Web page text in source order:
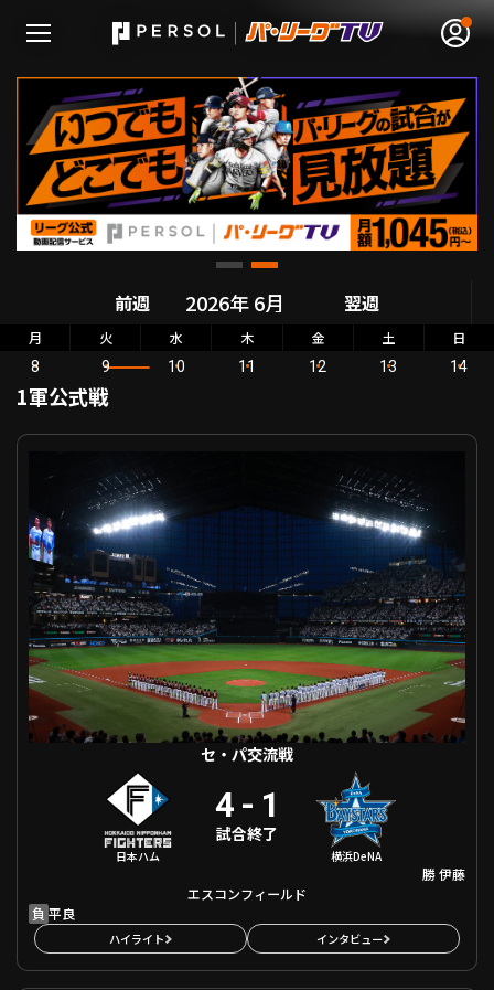
無料アカウント登録 ログイン
HOME
日程･結果
順位表･成績
1軍公式戦
ファーム東地区
ファーム中地区
ファーム西地区
交流戦
選手名鑑
選手名鑑トップ
北海道日本ハムファイターズ
東北楽天ゴールデンイーグルス
埼玉西武ライオンズ
千葉ロッテマリーンズ
オリックス・バファローズ
福岡ソフトバンクホークス
ニュース
設定
前週 翌週
月 火 水 木 金 土 日
8 9 10 11 12 13 14
1軍公式戦
セ・パ交流戦 北海道日本ハム VS 横浜DeNA
セ・パ交流戦
日本ハム
4 - 1
試合終了
横浜DeNA
勝伊藤
エスコンフィールド
負 平良
ハイライト インタビュー